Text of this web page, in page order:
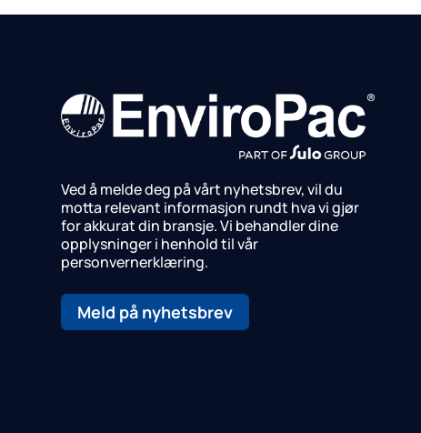
Ved å melde deg på vårt nyhetsbrev, vil du
motta relevant informasjon rundt hva vi gjør
for akkurat din bransje.Vi behandler dine
opplysninger i henhold til vår
personvernerklæring.
Meld på nyhetsbrev